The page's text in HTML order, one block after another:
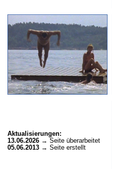
Aktualisierungen:
13.06.2026 → Seite überarbeitet
05.06.2013 → Seite erstellt